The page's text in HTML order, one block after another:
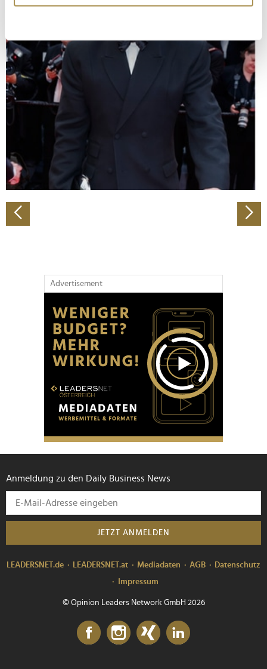
erfassen, welche bis auf einige Meter genau sein
bestimmten Merkmalen (Fingerprinting) identifizieren
Erfahren Sie mehr darüber, wie Ihre persönlichen Daten
verarbeitet werden, und legen Sie Ihre Präferenzen im
Abschnitt Einzelheiten
Wir verwenden Cookies, um Inhalte und Anzeigen zu
personalisieren, Funktionen für soziale Medien anbieten
zu können und die Zugriffe auf unsere Website zu
analysieren. Außerdem geben wir Informationen zu Ihrer
Verwendung unserer Website an unsere Partner für
Partner führen diese Informationen möglicherweise mit
weiteren Daten zusammen, die Sie ihnen bereitgestellt
Advertisement
Anmeldung zu den Daily Business News
JETZT ANMELDEN
LEADERSNET.de LEADERSNET.at Mediadaten AGB
Datenschutz
Impressum
© Opinion Leaders Network GmbH 2026